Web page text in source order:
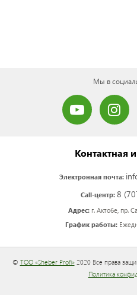
Мы в
Контактная
Электронная почта:
Call-центр: 8
Адрес:г. Актобе, пр.
График работы:
© ТОО «Sheber Profi»2020 Все права
Политика